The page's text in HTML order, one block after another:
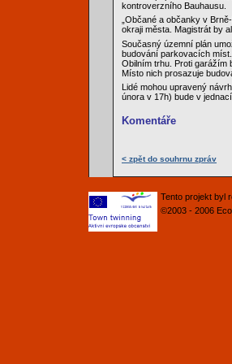
kontroverzního Bauhausu.
„Občané a občanky v
okraji města. Magistrát by
Současný územní plán
budování parkovacích
Obilním trhu. Proti garážím
Místo nich prosazuje
Lidé mohou upravený
února v 17h) bude v
Komentáře
< zpět do souhrnu zpráv
Tento projekt byl
©2003 - 2006